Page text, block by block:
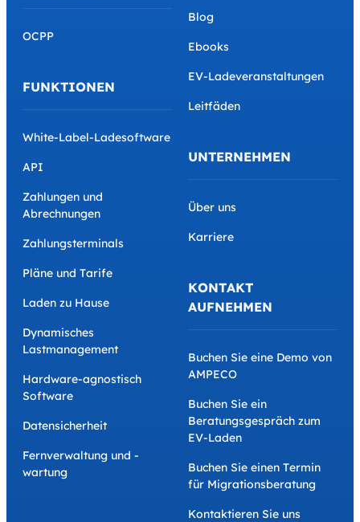
OCPP
FUNKTIONEN
White-Label-Ladesoftware
API
Zahlungen und
Abrechnungen
Zahlungsterminals
Pläne und Tarife
Laden zu Hause
Dynamisches
Lastmanagement
Hardware-agnostisch
Software
Datensicherheit
Fernverwaltung und -
wartung
Blog
Ebooks
EV-Ladeveranstaltungen
Leitfäden
UNTERNEHMEN
Über uns
Karriere
KONTAKT
AUFNEHMEN
Buchen Sie eine Demo von
AMPECO
Buchen Sie ein
Beratungsgespräch zum
EV-Laden
Buchen Sie einen Termin
für Migrationsberatung
Kontaktieren Sie uns